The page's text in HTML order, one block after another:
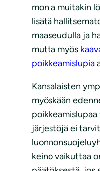
monia muitakin
lisätä
maaseudulla ja
mutta myös
poikkeamislupia
Kansalaisten
myöskään
järjestöjä ei
keino vaikuttaa